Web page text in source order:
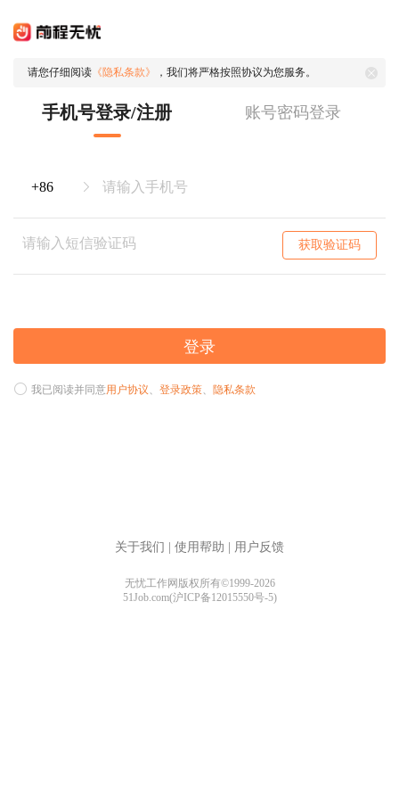
请您仔细阅读 《隐私条款》 ，我们将严格按照协议为您服务。
手机号登录/注册 账号密码登录
获取验证码
登录
我已阅读并同意用户协议、 登录政策、 隐私条款
关于我们 使用帮助 用户反馈
无忧工作网版权所有©1999-2026
51Job.com(沪ICP备12015550号-5)